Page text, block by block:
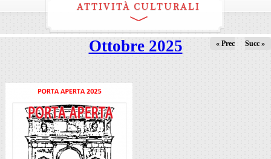
ATTIVITÀ CULTURALI
Ottobre 2025 « Prec Succ »